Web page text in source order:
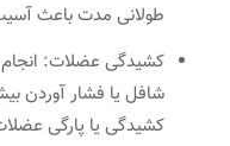
طولانی مدت باعث
کشیدگی عضلات:
شافل یا فشار آوردن
کشیدگی یا پارگی